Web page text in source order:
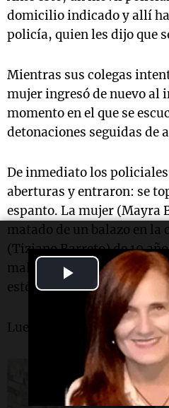
Play
Video
domicilio indicado y allí
policía, quien les dijo que
Mientras sus colegas
mujer ingresó de nuevo
momento en el que se
detonaciones seguidas de
De inmediato los
aberturas y entraron: se
espanto. La mujer (Mayra
matado de un balazo en la
(Tiziano Barreto) de 10
malherida a otra hija de 6
estómago.
Luego, intentó matarse